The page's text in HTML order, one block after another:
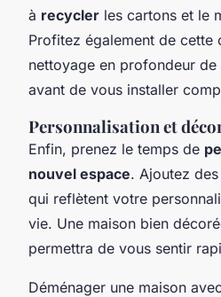
à recycler les cartons et le
Profitez également de cette
nettoyage en profondeur
avant de vous installer
Personnalisation et
Enfin, prenez le temps de
nouvel espace. Ajoutez
qui reflètent votre
vie. Une maison bien
permettra de vous sentir
Déménager une maison